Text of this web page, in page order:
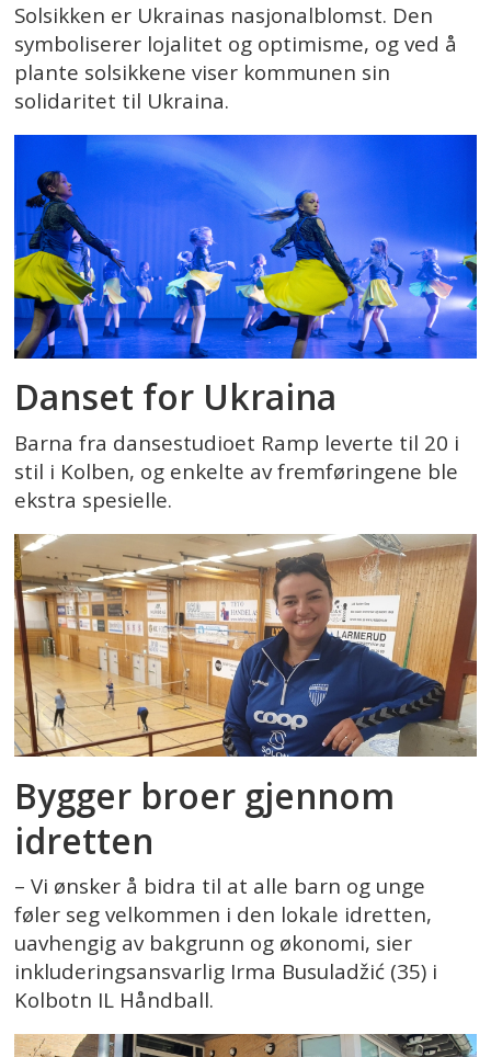
Solsikken er Ukrainas nasjonalblomst. Den
symboliserer lojalitet og optimisme, og ved å
plante solsikkene viser kommunen sin
solidaritet til Ukraina.
Danset for Ukraina
Barna fra dansestudioet Ramp leverte til 20 i
stil i Kolben, og enkelte av fremføringene ble
ekstra spesielle.
Bygger broer gjennom
idretten
– Vi ønsker å bidra til at alle barn og unge
føler seg velkommen i den lokale idretten,
uavhengig av bakgrunn og økonomi, sier
inkluderingsansvarlig Irma Busuladžić (35) i
Kolbotn IL Håndball.